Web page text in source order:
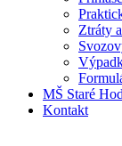
Ztráty
MŠ Staré
Kontakt